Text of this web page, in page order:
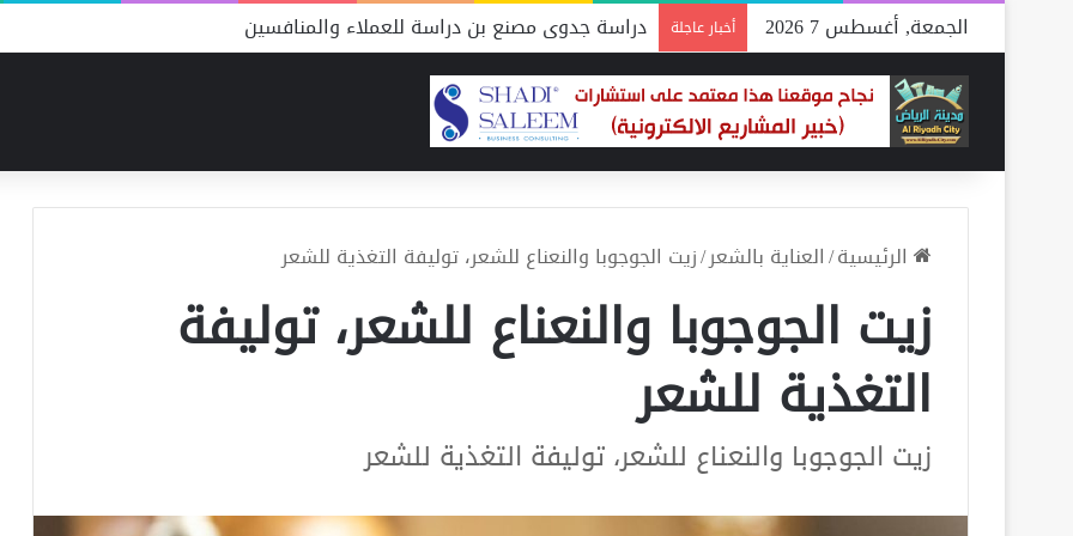
الجمعة, أغسطس 7 2026 أخبار عاجلة دراسة جدوى مصنع بن دراسة للعملاء والمنافسين
الرئيسية/العناية بالشعر/زيت الجوجوبا والنعناع للشعر، توليفة التغذية للشعر
زيت الجوجوبا والنعناع للشعر، توليفة
التغذية للشعر
زيت الجوجوبا والنعناع للشعر، توليفة التغذية للشعر